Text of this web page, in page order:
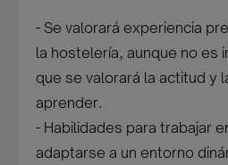
- Se valorará experiencia
la hostelería, aunque no es
que se valorará la actitud y
aprender.
- Habilidades para trabajar
adaptarse a un entorno